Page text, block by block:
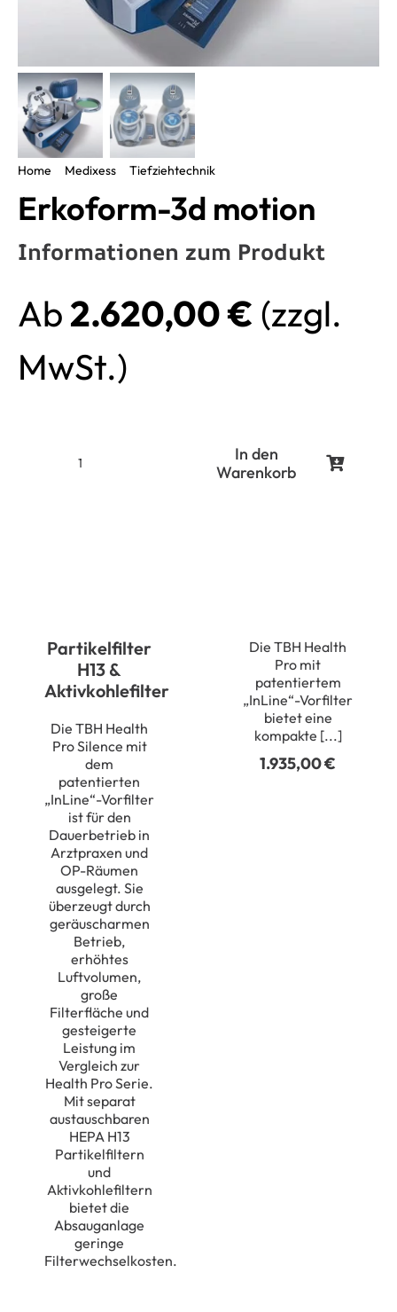
Home Medixess Tiefziehtechnik
Erkoform-3d motion
Informationen zum Produkt
Ab 2.620,00€ (zzgl.
MwSt.)
Erkoform-
In den
Warenkorb
Partikelfilter
H13 &
Aktivkohlefilter
Die TBH Health
Pro Silence mit
dem
patentierten
„InLine“-Vorfilter
ist für den
Dauerbetrieb in
Arztpraxen und
OP-Räumen
ausgelegt. Sie
überzeugt durch
geräuscharmen
Betrieb,
erhöhtes
Luftvolumen,
große
Filterfläche und
gesteigerte
Leistung im
Vergleich zur
Health Pro Serie.
Mit separat
austauschbaren
HEPA H13
Partikelfiltern
und
Aktivkohlefiltern
bietet die
Absauganlage
geringe
Filterwechselkosten.
Die TBH Health
Pro mit
patentiertem
„InLine“-Vorfilter
bietet eine
kompakte [...]
1.935,00€